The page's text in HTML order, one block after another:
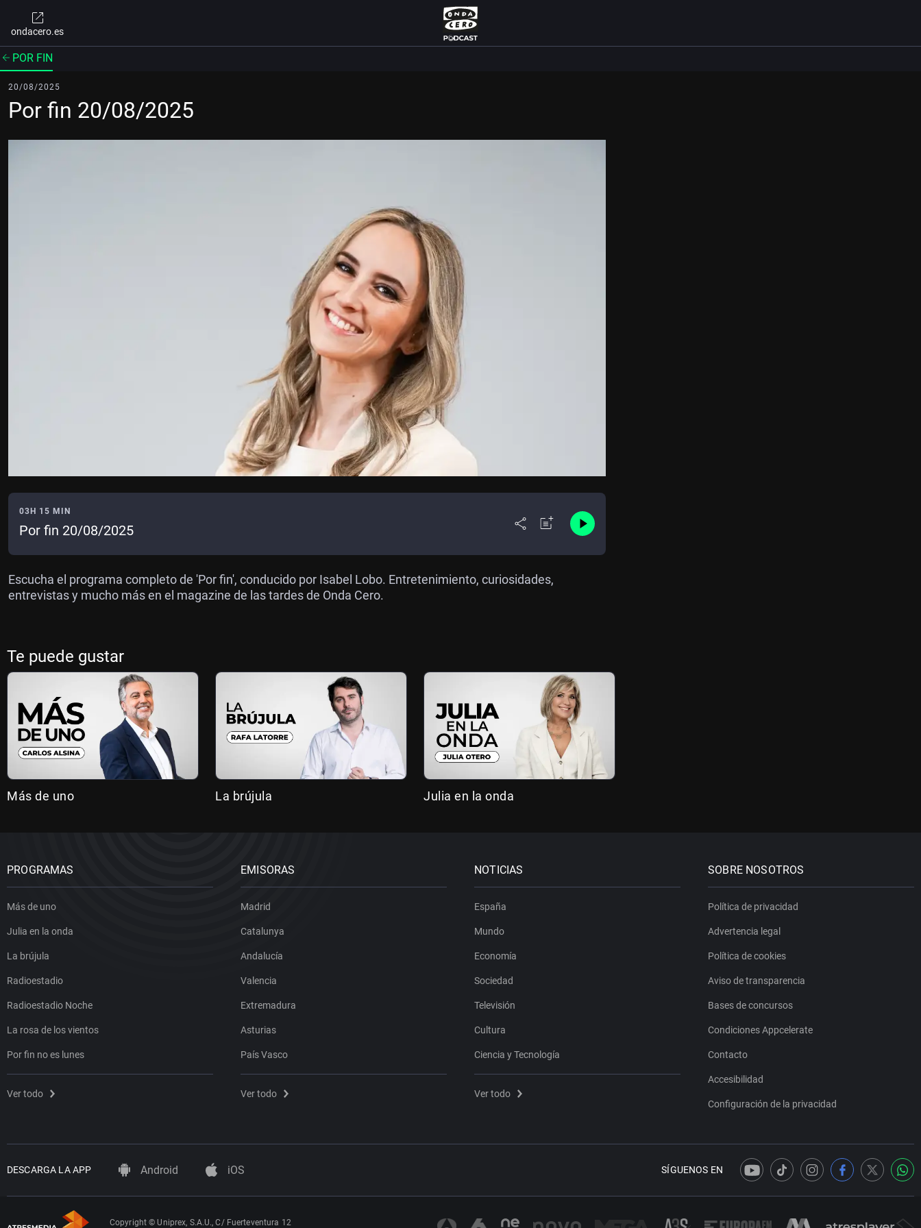
ondacero.es
POR FIN
20/08/2025
Por fin 20/08/2025
03H 15 MIN
Por fin 20/08/2025
Escucha el programa completo de 'Por fin', conducido por Isabel Lobo. Entretenimiento, curiosidades,
entrevistas y mucho más en el magazine de las tardes de Onda Cero.
Te puede gustar
Más de uno La brújula Julia en la onda
PROGRAMAS
Más de uno
Julia en la onda
La brújula
Radioestadio
Radioestadio Noche
La rosa de los vientos
Por fin no es lunes
Ver todo
EMISORAS
Madrid
Catalunya
Andalucía
Valencia
Extremadura
Asturias
País Vasco
Ver todo
NOTICIAS
España
Mundo
Economía
Sociedad
Televisión
Cultura
Ciencia y Tecnología
Ver todo
SOBRE NOSOTROS
Política de privacidad
Advertencia legal
Política de cookies
Aviso de transparencia
Bases de concursos
Condiciones Appcelerate
Contacto
Accesibilidad
Configuración de la privacidad
DESCARGA LA APP Android iOS SÍGUENOS EN
Copyright © Uniprex, S.A.U., C/ Fuerteventura 12